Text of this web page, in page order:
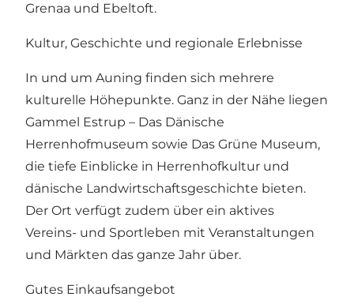
Grenaa und Ebeltoft.
Kultur, Geschichte und regionale Erlebnisse
In und um Auning finden sich mehrere
kulturelle Höhepunkte. Ganz in der Nähe liegen
Gammel Estrup – Das Dänische
Herrenhofmuseum sowie Das Grüne Museum,
die tiefe Einblicke in Herrenhofkultur und
dänische Landwirtschaftsgeschichte bieten.
Der Ort verfügt zudem über ein aktives
Vereins- und Sportleben mit Veranstaltungen
und Märkten das ganze Jahr über.
Gutes Einkaufsangebot